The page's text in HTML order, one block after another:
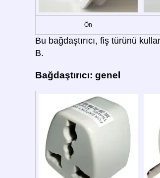
Ön
Bu bağdaştırıcı, fiş türünü
B.
Bağdaştırıcı: genel